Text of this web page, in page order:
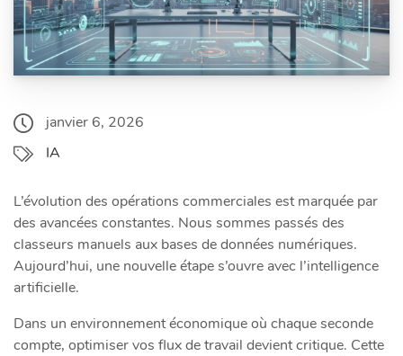
janvier 6, 2026
IA
L’évolution des opérations commerciales est marquée par
des avancées constantes. Nous sommes passés des
classeurs manuels aux bases de données numériques.
Aujourd’hui, une nouvelle étape s’ouvre avec l’intelligence
artificielle.
Dans un environnement économique où chaque seconde
compte, optimiser vos flux de travail devient critique. Cette